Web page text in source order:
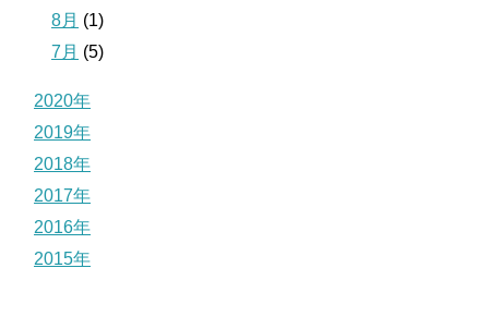
8月 (1)
7月 (5)
2020年
2019年
2018年
2017年
2016年
2015年